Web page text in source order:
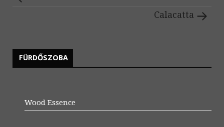
Calacatta
FÜRDŐSZOBA
Wood Essence